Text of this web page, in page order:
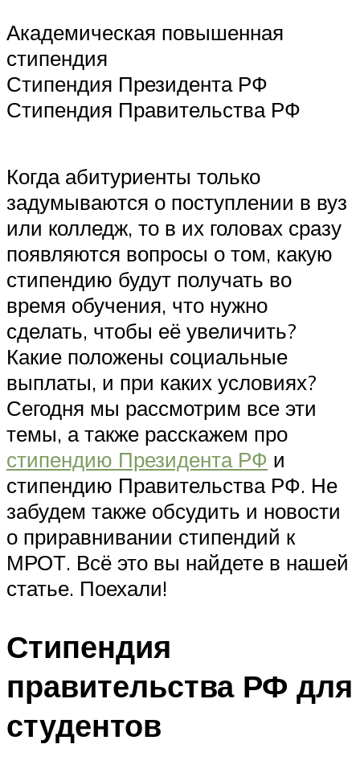
Академическая повышенная
стипендия
Стипендия Президента РФ
Стипендия Правительства РФ
Когда абитуриенты только
задумываются о поступлении в вуз
или колледж, то в их головах сразу
появляются вопросы о том, какую
стипендию будут получать во
время обучения, что нужно
сделать, чтобы её увеличить?
Какие положены социальные
выплаты, и при каких условиях?
Сегодня мы рассмотрим все эти
темы, а также расскажем про
стипендию Президента РФ и
стипендию Правительства РФ. Не
забудем также обсудить и новости
о приравнивании стипендий к
МРОТ. Всё это вы найдете в нашей
статье. Поехали!
Стипендия
правительства РФ для
студентов